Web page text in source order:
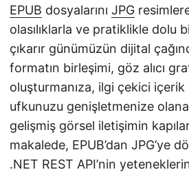
EPUB dosyalarını JPG
olasılıklarla ve pratiklikle dolu
çıkarır günümüzün dijital
formatın birleşimi, göz alıcı
oluşturmanıza, ilgi çekici içerik
ufkunuzu genişletmenize
gelişmiş görsel iletişimin
makalede, EPUB’dan JPG’ye
.NET REST API’nin